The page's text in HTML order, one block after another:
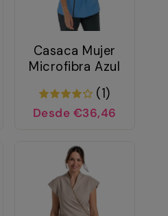
Casaca Mujer
Microfibra Azul
(1)
Desde €36,46